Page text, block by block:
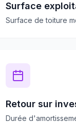
Surface
Surface de toiture
Retour sur
Durée